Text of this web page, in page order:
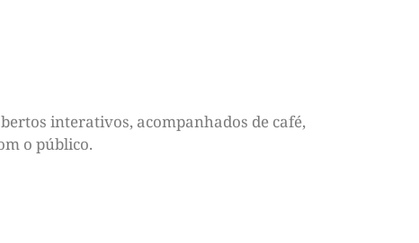
interativos, acompanhados de café,
o público.